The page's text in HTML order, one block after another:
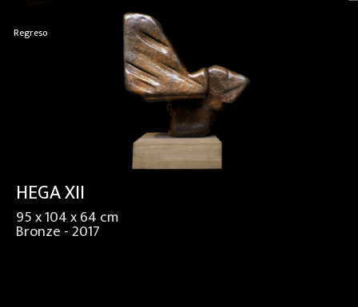
Regreso
HEGA XII
95 x 104 x 64 cm
Bronze - 2017